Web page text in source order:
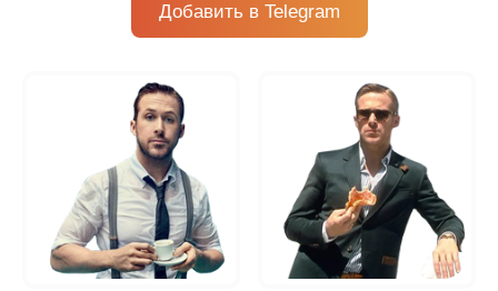
Добавить в Telegram